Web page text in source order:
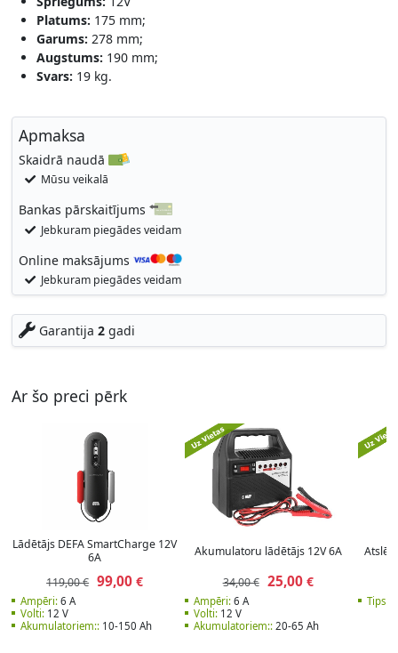
Platums: 175 mm;
Garums: 278 mm;
Augstums: 190 mm;
Svars: 19 kg.
Apmaksa
Skaidrā naudā
Mūsu veikalā
Bankas pārskaitījums
Jebkuram piegādes veidam
Online maksājums
Jebkuram piegādes veidam
Garantija 2gadi
Ar šo preci pērk
Lādētājs DEFA SmartCharge 12V
6A
119,00 € 99,00 €
Ampēri:6 A
Volti:12 V
Akumulatoriem::10-150 Ah
Akumulatoru lādētājs 12V 6А
34,00 € 25,00€
Ampēri:6 A
Volti:12 V
Akumulatoriem::20-65 Ah
Tips: